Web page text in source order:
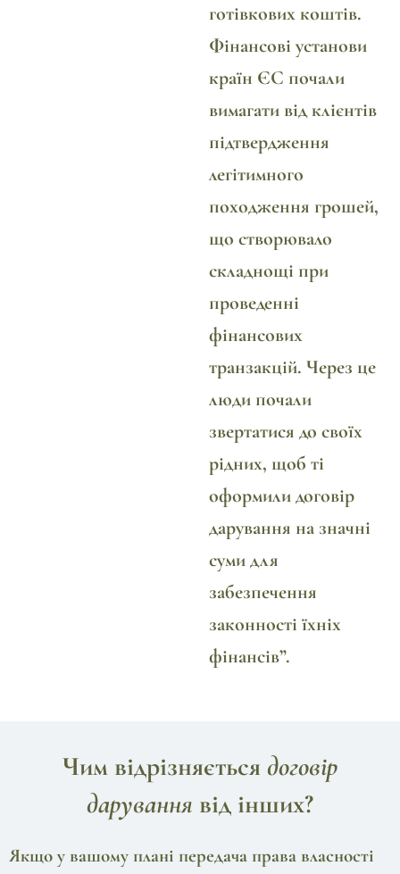
готівкових коштів.
Фінансові установи
країн ЄС почали
вимагати від клієнтів
підтвердження
легітимного
походження грошей,
що створювало
складнощі при
проведенні
фінансових
транзакцій. Через це
люди почали
звертатися до своїх
рідних, щоб ті
оформили договір
дарування на значні
суми для
забезпечення
законності їхніх
фінансів”.
Чим відрізняється договір
дарування від інших?
Якщо у вашому плані передача права власності